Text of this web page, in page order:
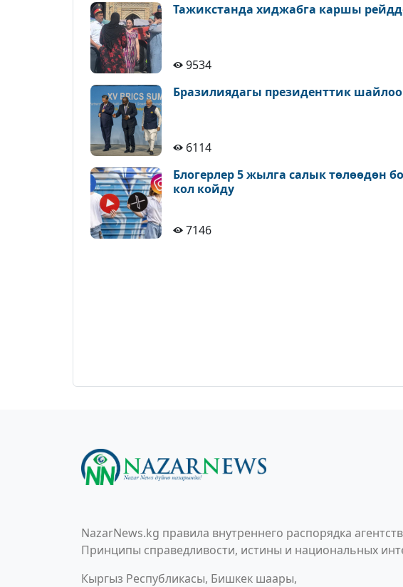
Тажикстанда хиджабга каршы
9534
Бразилиядагы президенттик
6114
Блогерлер 5 жылга салык төлөөдөн
кол койду
7146
NazarNews.kg правила внутреннего распорядка
Принципы справедливости, истины и национальных
Кыргыз Республикасы, Бишкек шаары,